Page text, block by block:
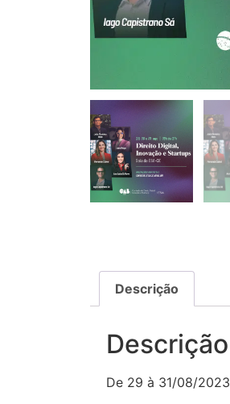
Descrição
Descrição
De 29 à 31/08/2023